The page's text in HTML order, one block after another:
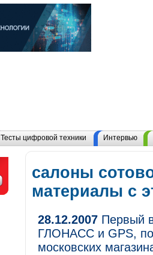
Тесты цифровой техники Интервью
салоны
материалы с
28.12.2007 Первый
ГЛОНАСС и GPS,
московских